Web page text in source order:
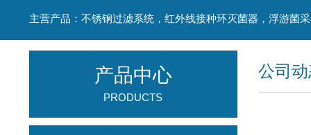
公司
产品中心
PRODUCTS